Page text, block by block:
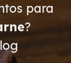
para
?